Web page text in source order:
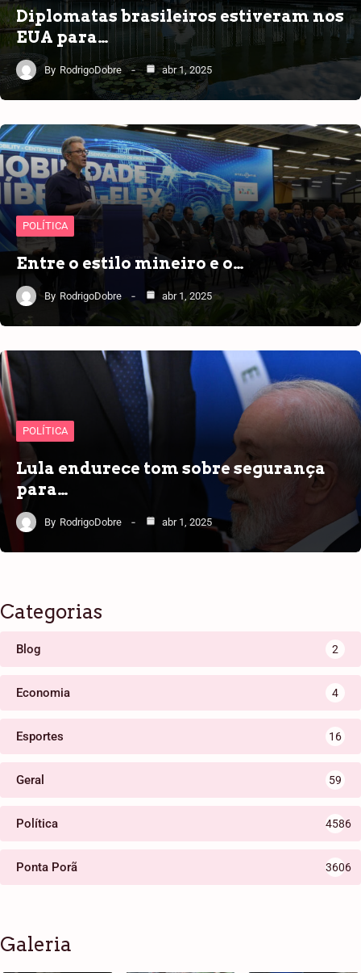
Diplomatas brasileiros estiveram nos
EUA para…
By RodrigoDobre abr 1, 2025
POLÍTICA
Entre o estilo mineiro e o…
By RodrigoDobre abr 1, 2025
POLÍTICA
Lula endurece tom sobre segurança
para…
By RodrigoDobre abr 1, 2025
Categorias
Blog 2
Economia 4
Esportes 16
Geral 59
Política 4586
Ponta Porã 3606
Galeria